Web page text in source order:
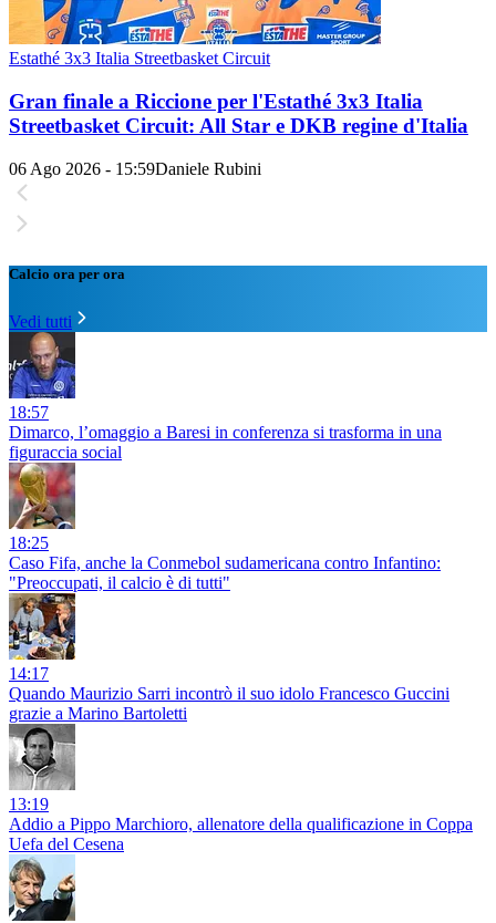
Estathé 3x3 Italia Streetbasket Circuit
Gran finale a Riccione per l'Estathé 3x3 Italia
Streetbasket Circuit: All Star e DKB regine d'Italia
06 Ago 2026 - 15:59Daniele Rubini
Calcio ora per ora
Vedi tutti
18:57
Dimarco, l’omaggio a Baresi in conferenza si trasforma in una
figuraccia social
18:25
Caso Fifa, anche la Conmebol sudamericana contro Infantino:
"Preoccupati, il calcio è di tutti"
14:17
Quando Maurizio Sarri incontrò il suo idolo Francesco Guccini
grazie a Marino Bartoletti
13:19
Addio a Pippo Marchioro, allenatore della qualificazione in Coppa
Uefa del Cesena